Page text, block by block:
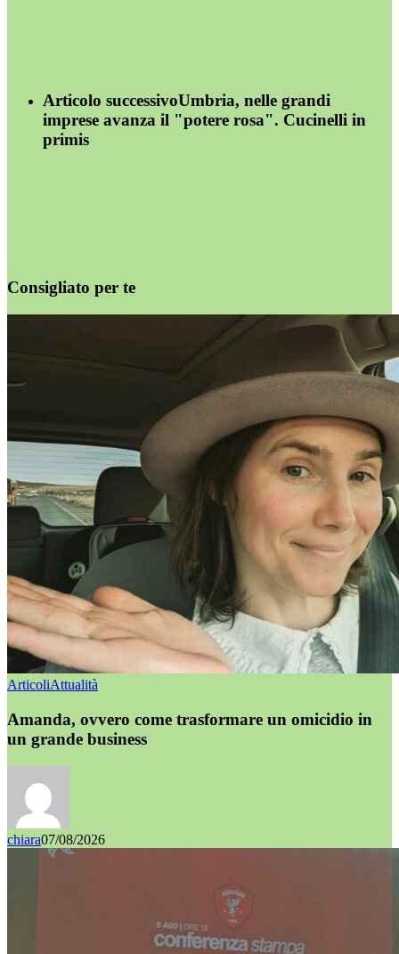
Articolo successivoUmbria, nelle grandi
imprese avanza il "potere rosa". Cucinelli in
primis
Consigliato per te
ArticoliAttualità
Amanda, ovvero come trasformare un omicidio in
un grande business
chiara07/08/2026